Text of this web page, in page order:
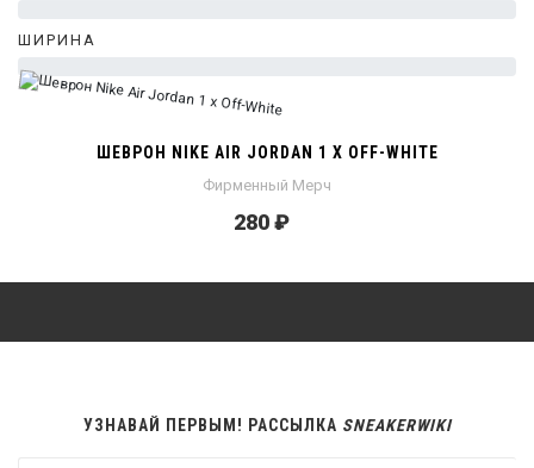
ШИРИНА
0%
ШЕВРОН NIKE AIR JORDAN 1 X OFF-WHITE
Фирменный Мерч
280 ₽
УЗНАВАЙ ПЕРВЫМ! РАССЫЛКА SNEAKERWIKI